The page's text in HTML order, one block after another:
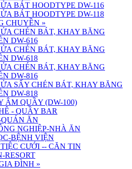
BÁT HOODTYPE DW-116
BÁT HOODTYPE DW-118
CHUYỀN »
CHÉN BÁT, KHAY BĂNG
DW-616
CHÉN BÁT, KHAY BĂNG
DW-618
CHÉN BÁT, KHAY BĂNG
DW-816
SẤY CHÉN BÁT, KHAY BĂNG
DW-818
ÂM QUẦY (DW-100)
- QUẦY BAR
ĂN
NGHIỆP-NHÀ ĂN
BỆNH VIỆN
CƯỚI -- CĂN TIN
RESORT
ĐÌNH »